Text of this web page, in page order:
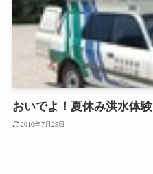
おいでよ！夏休み洪水体験
2010年7月25日